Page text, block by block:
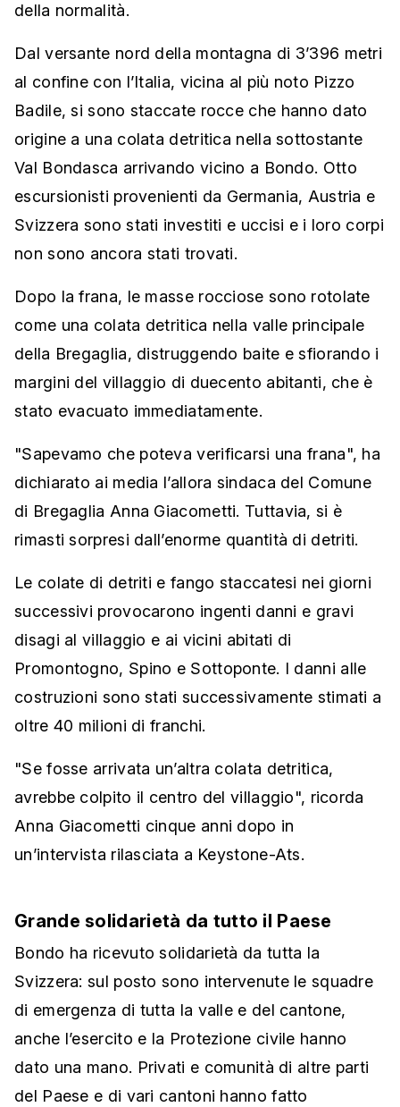
della normalità.
Dal versante nord della montagna di 3’396 metri
al confine con l’Italia, vicina al più noto Pizzo
Badile, si sono staccate rocce che hanno dato
origine a una colata detritica nella sottostante
Val Bondasca arrivando vicino a Bondo. Otto
escursionisti provenienti da Germania, Austria e
Svizzera sono stati investiti e uccisi e i loro corpi
non sono ancora stati trovati.
Dopo la frana, le masse rocciose sono rotolate
come una colata detritica nella valle principale
della Bregaglia, distruggendo baite e sfiorando i
margini del villaggio di duecento abitanti, che è
stato evacuato immediatamente.
"Sapevamo che poteva verificarsi una frana", ha
dichiarato ai media l’allora sindaca del Comune
di Bregaglia Anna Giacometti. Tuttavia, si è
rimasti sorpresi dall’enorme quantità di detriti.
Le colate di detriti e fango staccatesi nei giorni
successivi provocarono ingenti danni e gravi
disagi al villaggio e ai vicini abitati di
Promontogno, Spino e Sottoponte. I danni alle
costruzioni sono stati successivamente stimati a
oltre 40 milioni di franchi.
"Se fosse arrivata un’altra colata detritica,
avrebbe colpito il centro del villaggio", ricorda
Anna Giacometti cinque anni dopo in
un’intervista rilasciata a Keystone-Ats.
Grande solidarietà da tutto il Paese
Bondo ha ricevuto solidarietà da tutta la
Svizzera: sul posto sono intervenute le squadre
di emergenza di tutta la valle e del cantone,
anche l’esercito e la Protezione civile hanno
dato una mano. Privati e comunità di altre parti
del Paese e di vari cantoni hanno fatto